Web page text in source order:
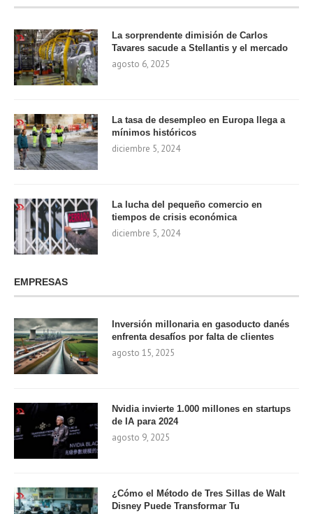
La sorprendente dimisión de Carlos
Tavares sacude a Stellantis y el mercado
agosto 6, 2025
La tasa de desempleo en Europa llega a
mínimos históricos
diciembre 5, 2024
La lucha del pequeño comercio en
tiempos de crisis económica
diciembre 5, 2024
EMPRESAS
Inversión millonaria en gasoducto danés
enfrenta desafíos por falta de clientes
agosto 15, 2025
Nvidia invierte 1.000 millones en startups
de IA para 2024
agosto 9, 2025
¿Cómo el Método de Tres Sillas de Walt
Disney Puede Transformar Tu